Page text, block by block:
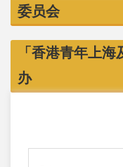
委员会
「香港青年上
办